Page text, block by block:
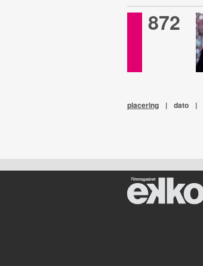
872
placering | dato |